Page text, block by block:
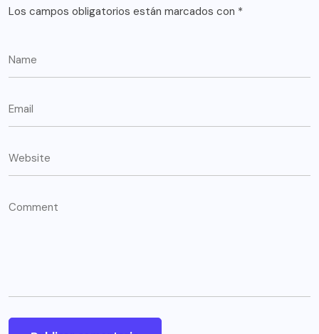
Los campos obligatorios están marcados con *